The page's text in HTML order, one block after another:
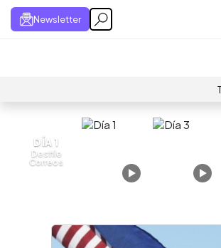
Newsletter
DÍA 1
Desfile
Correos